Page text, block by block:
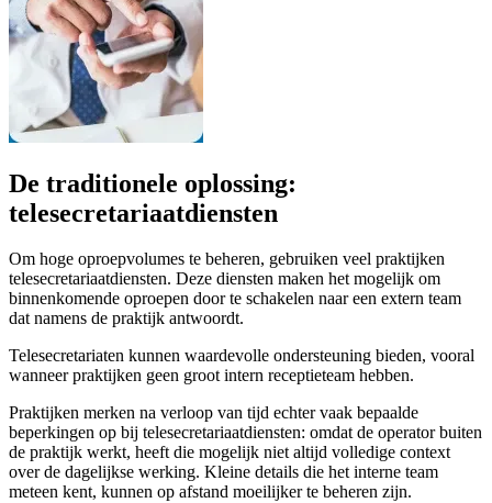
De traditionele oplossing:
telesecretariaatdiensten
Om hoge oproepvolumes te beheren, gebruiken veel praktijken
telesecretariaatdiensten. Deze diensten maken het mogelijk om
binnenkomende oproepen door te schakelen naar een extern team
dat namens de praktijk antwoordt.
Telesecretariaten kunnen waardevolle ondersteuning bieden, vooral
wanneer praktijken geen groot intern receptieteam hebben.
Praktijken merken na verloop van tijd echter vaak bepaalde
beperkingen op bij telesecretariaatdiensten: omdat de operator buiten
de praktijk werkt, heeft die mogelijk niet altijd volledige context
over de dagelijkse werking. Kleine details die het interne team
meteen kent, kunnen op afstand moeilijker te beheren zijn.